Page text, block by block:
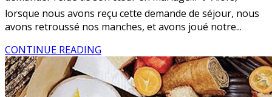
lorsque nous avons reçu cette demande de séjour, nous
avons retroussé nos manches, et avons joué notre...
CONTINUE READING